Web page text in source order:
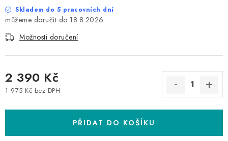
Skladem do 5 pracovních dní
18.8.2026
Možnosti doručení
2 390 Kč
1 975 Kč bez DPH
PŘIDAT DO KOŠÍKU